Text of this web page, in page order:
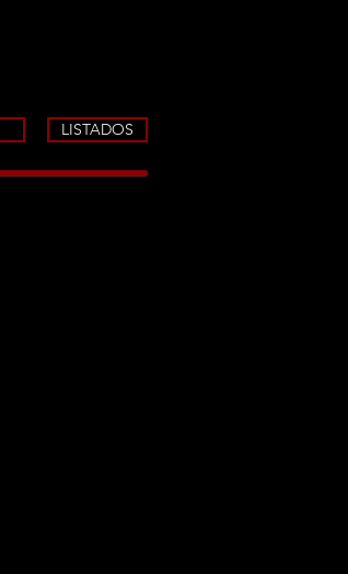
LISTADOS